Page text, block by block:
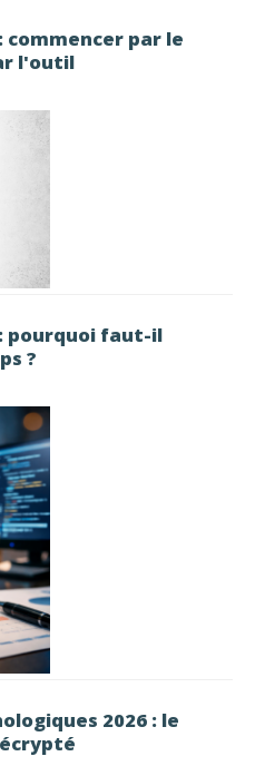
commencer par le
l'outil
pourquoi faut-il
?
2026 : le